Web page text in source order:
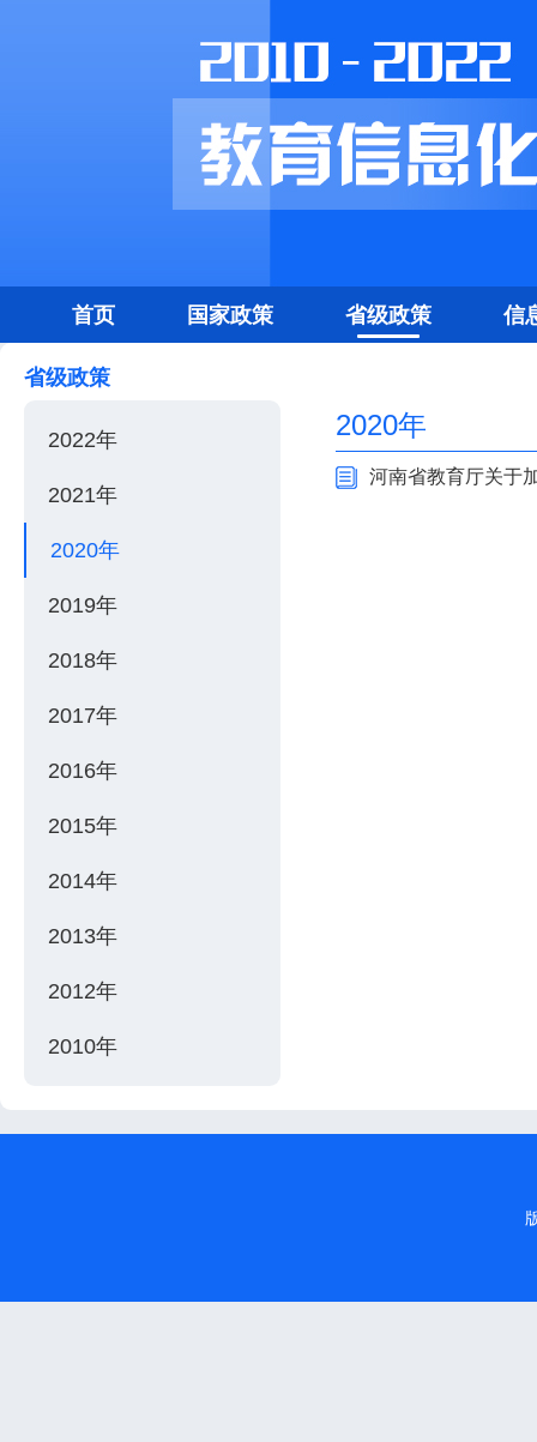
首页 国家政策 省级政策 信
省级政策
2022年
2021年
2020年
2019年
2018年
2017年
2016年
2015年
2014年
2013年
2012年
2010年
2020年
河南省教育厅关于